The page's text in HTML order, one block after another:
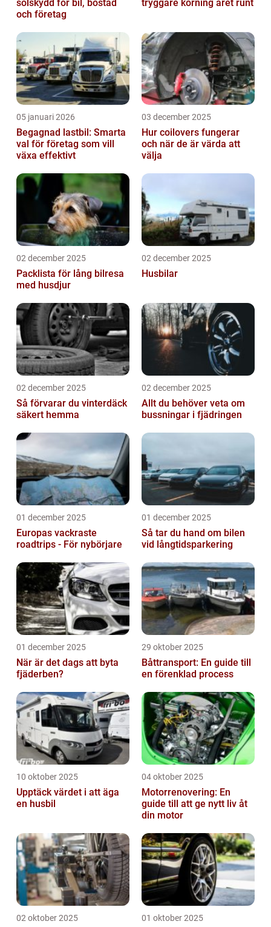
solskydd för bil, bostad
och företag
tryggare körning året runt
05 januari 2026
Begagnad lastbil: Smarta
val för företag som vill
växa effektivt
03 december 2025
Hur coilovers fungerar
och när de är värda att
välja
02 december 2025
Packlista för lång bilresa
med husdjur
02 december 2025
Husbilar
02 december 2025
Så förvarar du vinterdäck
säkert hemma
02 december 2025
Allt du behöver veta om
bussningar i fjädringen
01 december 2025
Europas vackraste
roadtrips - För nybörjare
01 december 2025
Så tar du hand om bilen
vid långtidsparkering
01 december 2025
När är det dags att byta
fjäderben?
29 oktober 2025
Båttransport: En guide till
en förenklad process
10 oktober 2025
Upptäck värdet i att äga
en husbil
04 oktober 2025
Motorrenovering: En
guide till att ge nytt liv åt
din motor
02 oktober 2025 01 oktober 2025